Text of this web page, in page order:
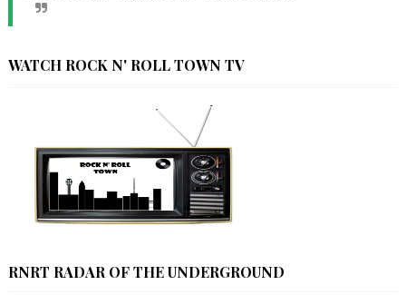
WATCH ROCK N' ROLL TOWN TV
RNRT RADAR OF THE UNDERGROUND